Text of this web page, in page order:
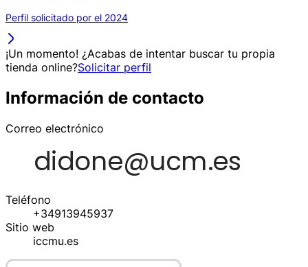
Perfil solicitado por el 2024
¡Un momento! ¿Acabas de intentar buscar tu propia
tienda online?Solicitar perfil
Información de contacto
Correo electrónico
Teléfono
+34913945937
Sitio web
iccmu.es